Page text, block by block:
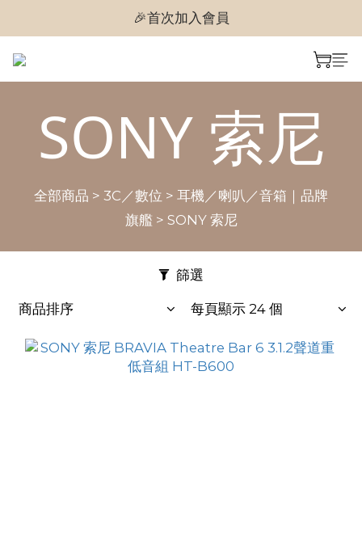
🎉首次加入會員
🎉首次加入會員
SONY 索尼
全部商品 > 3C／數位 > 耳機／喇叭／音箱｜品牌
旗艦 > SONY 索尼
篩選
商品排序 每頁顯示 24 個